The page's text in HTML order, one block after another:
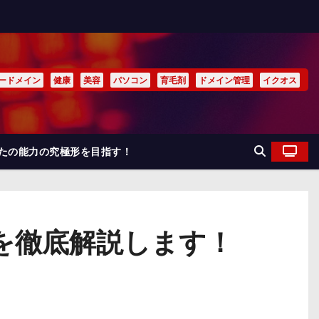
ドメイン 健康 美容 パソコン 育毛剤 ドメイン管理 イクオス
の能力の究極形を目指す！
底解説します！